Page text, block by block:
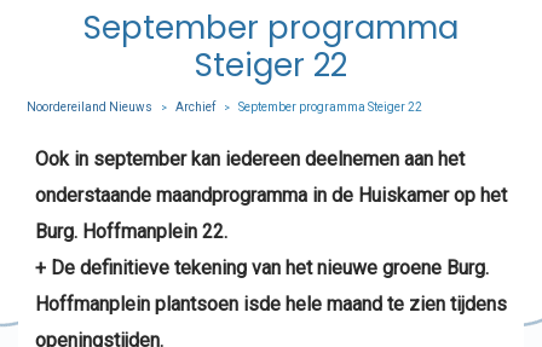
in
September programma
Steiger 22
Noordereiland Nieuws > Archief > September programma Steiger 22
Ook in september kan iedereen deelnemen aan het
onderstaande maandprogramma in de Huiskamer op het
Burg. Hoffmanplein 22.
+ De definitieve tekening van het nieuwe groene Burg.
Hoffmanplein plantsoen isde hele maand te zien tijdens
openingstijden.